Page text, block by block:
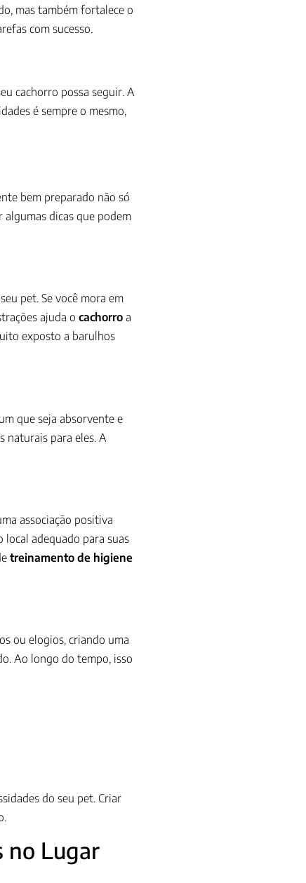
mas também fortalece o
com sucesso.
cachorro possa seguir. A
é sempre o mesmo,
bem preparado não só
dicas que podem
pet. Se você mora em
ajuda o cachorro a
exposto a barulhos
que seja absorvente e
naturais para eles. A
associação positiva
local adequado para suas
treinamento de higiene
ou elogios, criando uma
Ao longo do tempo, isso
do seu pet. Criar
no Lugar